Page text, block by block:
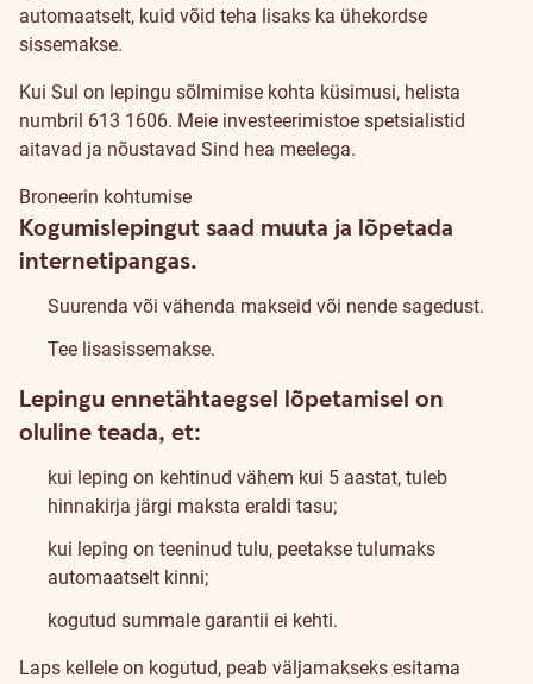
automaatselt, kuid võid teha lisaks ka ühekordse
sissemakse.
Kui Sul on lepingu sõlmimise kohta küsimusi, helista
numbril 613 1606. Meie investeerimistoe spetsialistid
aitavad ja nõustavad Sind hea meelega.
Broneerin kohtumise
Kogumislepingut saad muuta ja lõpetada
internetipangas.
Suurenda või vähenda makseid või nende sagedust.
Tee lisasissemakse.
Lepingu ennetähtaegsel lõpetamisel on
oluline teada, et:
kui leping on kehtinud vähem kui 5 aastat, tuleb
hinnakirja järgi maksta eraldi tasu;
kui leping on teeninud tulu, peetakse tulumaks
automaatselt kinni;
kogutud summale garantii ei kehti.
Laps kellele on kogutud, peab väljamakseks esitama